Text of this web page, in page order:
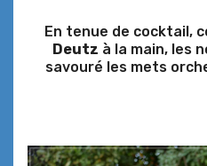
En tenue de cocktail,
Deutz à la main, les
savouré les mets